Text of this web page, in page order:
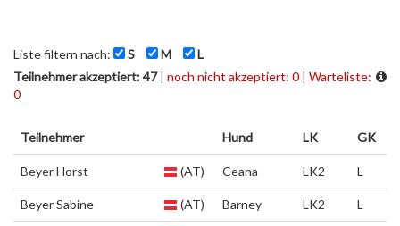
Liste filtern nach: S M
L
Teilnehmer akzeptiert: 47| noch nicht akzeptiert: 0 | Warteliste:
0
Teilnehmer Hund LK GK
Beyer Horst (AT) Ceana LK2 L
Beyer Sabine (AT) Barney LK2 L